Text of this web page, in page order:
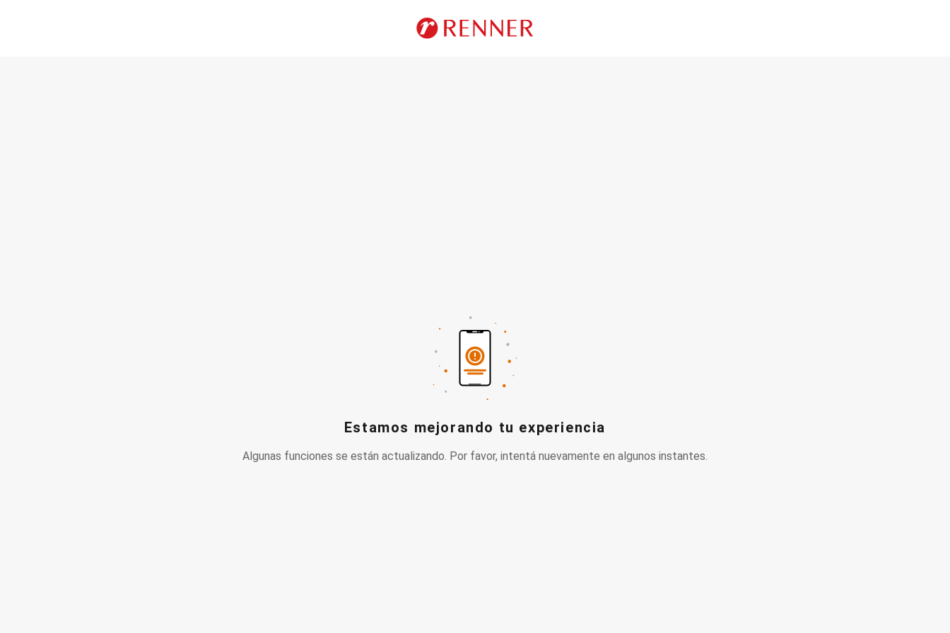
Estamos mejorando tu experiencia
Algunas funciones se están actualizando. Por favor, intentá nuevamente en algunos instantes.